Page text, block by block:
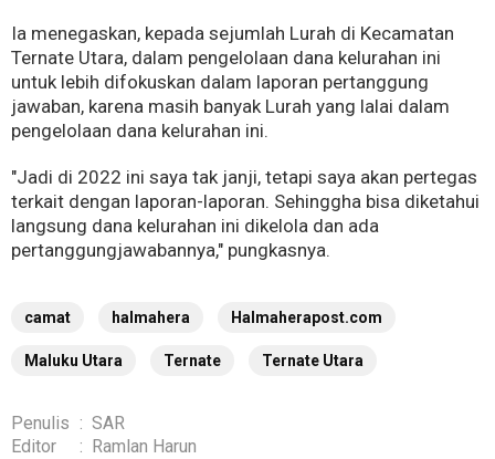
Ia menegaskan, kepada sejumlah Lurah di Kecamatan
Ternate Utara, dalam pengelolaan dana kelurahan ini
untuk lebih difokuskan dalam laporan pertanggung
jawaban, karena masih banyak Lurah yang lalai dalam
pengelolaan dana kelurahan ini.
"Jadi di 2022 ini saya tak janji, tetapi saya akan pertegas
terkait dengan laporan-laporan. Sehinggha bisa diketahui
langsung dana kelurahan ini dikelola dan ada
pertanggungjawabannya," pungkasnya.
camat halmahera Halmaherapost.com
Maluku Utara Ternate Ternate Utara
Penulis : SAR
Editor
: Ramlan Harun